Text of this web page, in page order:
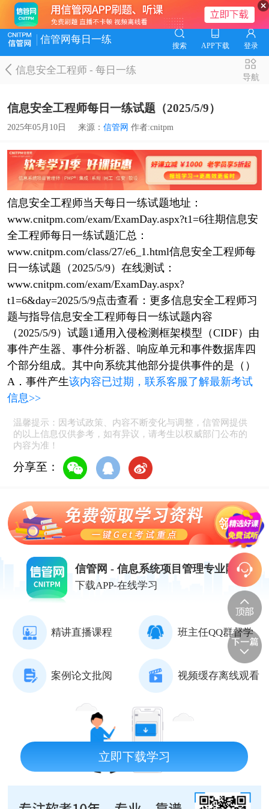
信管网每日一练
搜索 APP下载 登录
信息安全工程师-每日一练
导航
信息安全工程师每日一练试题（2025/5/9）
2025年05月10日 来源： 信管网 作者:cnitpm
信息安全工程师当天每日一练试题地址：
www.cnitpm.com/exam/ExamDay.aspx?t1=6往期信息安
全工程师每日一练试题汇总：
www.cnitpm.com/class/27/e6_1.html信息安全工程师每
日一练试题（2025/5/9）在线测试：
www.cnitpm.com/exam/ExamDay.aspx?
t1=6&day=2025/5/9点击查看：更多信息安全工程师习
题与指导信息安全工程师每日一练试题内容
（2025/5/9）试题1通用入侵检测框架模型（CIDF）由
事件产生器、事件分析器、响应单元和事件数据库四
个部分组成。其中向系统其他部分提供事件的是（）
A．事件产生该内容已过期，联系客服了解最新考试
信息>>
温馨提示：因考试政策、内容不断变化与调整，信管网提供
的以上信息仅供参考，如有异议，请考生以权威部门公布的
内容为准！
分享至：
信管网 - 信息系统项目管理专业网站
下载APP-在线学习
精讲直播课程 班主任QQ群督学
案例论文批阅 视频缓存离线观看
立即下载学习